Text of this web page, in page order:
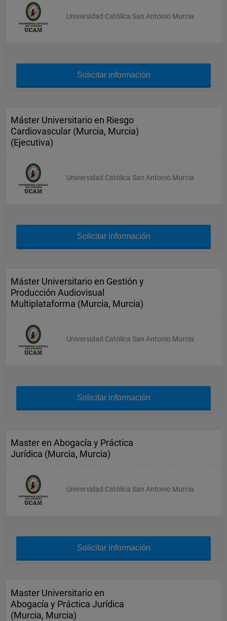
Universidad Católica San Antonio Murcia
Solicitar información
Máster Universitario en Riesgo
Cardiovascular (Murcia, Murcia)
(Ejecutiva)
Universidad Católica San Antonio Murcia
Solicitar información
Máster Universitario en Gestión y
Producción Audiovisual
Multiplataforma (Murcia, Murcia)
Universidad Católica San Antonio Murcia
Solicitar información
Master en Abogacía y Práctica
Jurídica (Murcia, Murcia)
Universidad Católica San Antonio Murcia
Solicitar información
Master Universitario en
Abogacía y Práctica Jurídica
(Murcia, Murcia)